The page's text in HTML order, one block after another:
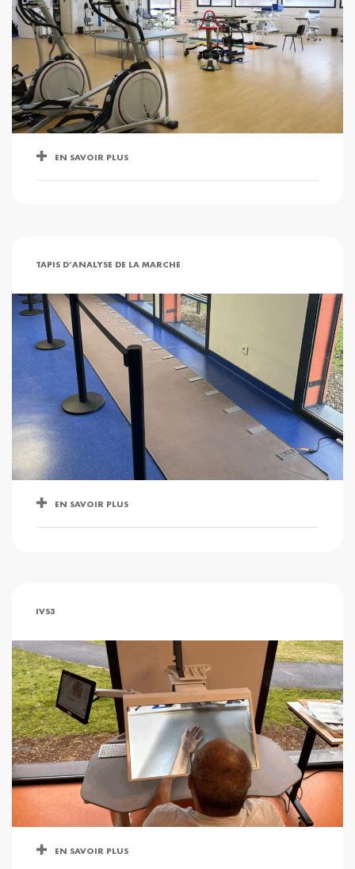
EN SAVOIR PLUS
TAPIS D’ANALYSE DE LA MARCHE
EN SAVOIR PLUS
IVS3
EN SAVOIR PLUS